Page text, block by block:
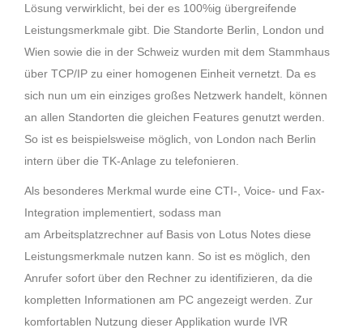
Lösung verwirklicht, bei der es 100%ig übergreifende
Leistungsmerkmale gibt. Die Standorte Berlin, London und
Wien sowie die in der Schweiz wurden mit dem Stammhaus
über TCP/IP zu einer homogenen Einheit vernetzt. Da es
sich nun um ein einziges großes Netzwerk handelt, können
an allen Standorten die gleichen Features genutzt werden.
So ist es beispielsweise möglich, von London nach Berlin
intern über die TK-Anlage zu telefonieren.
Als besonderes Merkmal wurde eine CTI-, Voice- und Fax-
Integration implementiert, sodass man
am Arbeitsplatzrechner auf Basis von Lotus Notes diese
Leistungsmerkmale nutzen kann. So ist es möglich, den
Anrufer sofort über den Rechner zu identifizieren, da die
kompletten Informationen am PC angezeigt werden. Zur
komfortablen Nutzung dieser Applikation wurde IVR